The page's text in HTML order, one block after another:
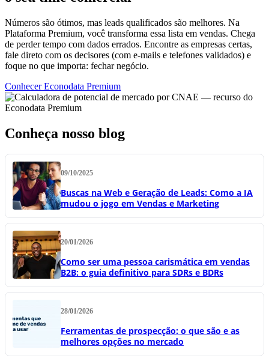
Números são ótimos, mas leads qualificados são melhores. Na
Plataforma Premium, você transforma essa lista em vendas. Chega
de perder tempo com dados errados. Encontre as empresas certas,
fale direto com os decisores (com e-mails e telefones validados) e
foque no que importa: fechar negócio.
Conhecer Econodata Premium
Conheça nosso blog
09/10/2025
Buscas na Web e Geração de Leads: Como a IA
mudou o jogo em Vendas e Marketing
20/01/2026
Como ser uma pessoa carismática em vendas
B2B: o guia definitivo para SDRs e BDRs
28/01/2026
Ferramentas de prospecção: o que são e as
melhores opções no mercado